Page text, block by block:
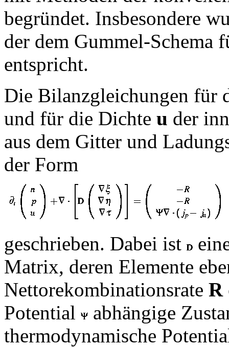
begründet. Insbesondere
der dem Gummel-
entspricht.
Die Bilanzgleichungen für
und für die Dichte u der
aus dem Gitter und
der Form
geschrieben. Dabei ist
Matrix, deren Elemente
Nettorekombinationsrate R
Potential
abhängige
thermodynamische